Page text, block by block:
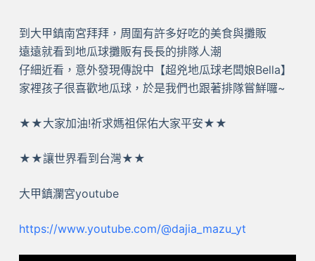
到大甲鎮南宮拜拜，周圍有許多好吃的美食與攤販
遠遠就看到地瓜球攤販有長長的排隊人潮
仔細近看，意外發現傳說中【超兇地瓜球老闆娘Bella】
家裡孩子很喜歡地瓜球，於是我們也跟著排隊嘗鮮囉~
★★大家加油!祈求媽祖保佑大家平安★★
★★讓世界看到台灣★★
大甲鎮瀾宮youtube
https://www.youtube.com/@dajia_mazu_yt